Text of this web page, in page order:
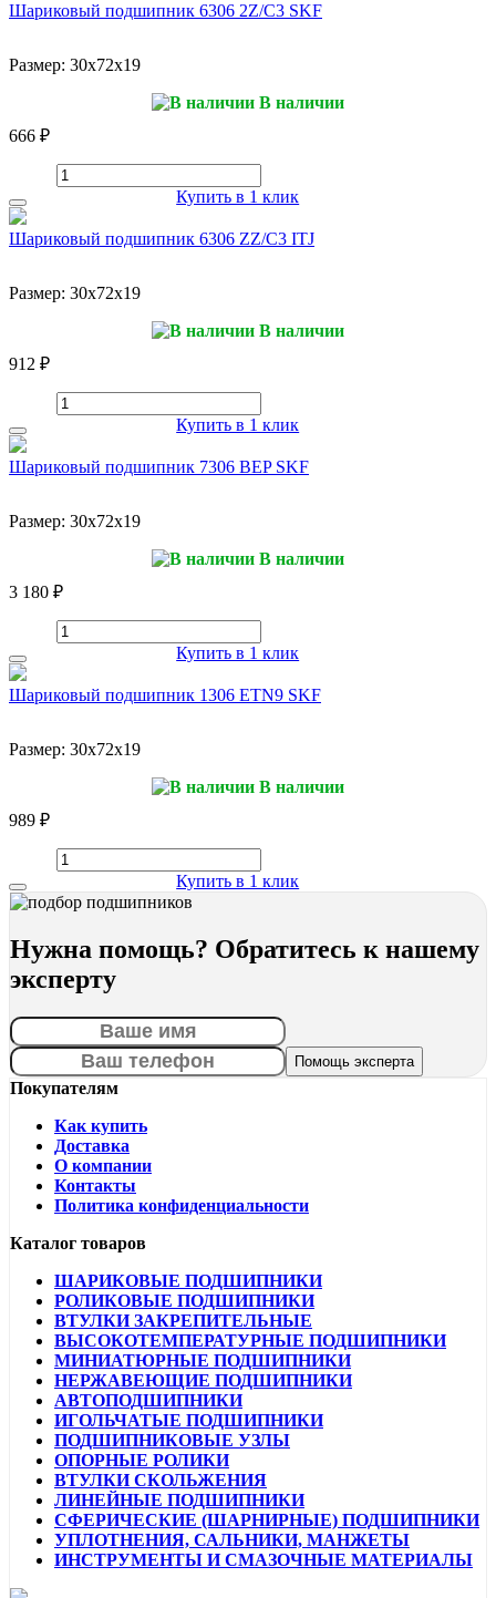
Шариковый подшипник 6306 2Z/C3 SKF
Размер: 30x72x19
В наличии
666 ₽
Купить в 1 клик
Шариковый подшипник 6306 ZZ/C3 ITJ
Размер: 30x72x19
В наличии
912 ₽
Купить в 1 клик
Шариковый подшипник 7306 BEP SKF
Размер: 30x72x19
В наличии
3 180 ₽
Купить в 1 клик
Шариковый подшипник 1306 ETN9 SKF
Размер: 30x72x19
В наличии
989 ₽
Купить в 1 клик
Нужна помощь? Обратитесь к нашему
эксперту
Покупателям
Как купить
Доставка
О компании
Контакты
Политика конфиденциальности
Каталог товаров
ШАРИКОВЫЕ ПОДШИПНИКИ
РОЛИКОВЫЕ ПОДШИПНИКИ
ВТУЛКИ ЗАКРЕПИТЕЛЬНЫЕ
ВЫСОКОТЕМПЕРАТУРНЫЕ ПОДШИПНИКИ
МИНИАТЮРНЫЕ ПОДШИПНИКИ
НЕРЖАВЕЮЩИЕ ПОДШИПНИКИ
АВТОПОДШИПНИКИ
ИГОЛЬЧАТЫЕ ПОДШИПНИКИ
ПОДШИПНИКОВЫЕ УЗЛЫ
ОПОРНЫЕ РОЛИКИ
ВТУЛКИ СКОЛЬЖЕНИЯ
ЛИНЕЙНЫЕ ПОДШИПНИКИ
СФЕРИЧЕСКИЕ (ШАРНИРНЫЕ) ПОДШИПНИКИ
УПЛОТНЕНИЯ, САЛЬНИКИ, МАНЖЕТЫ
ИНСТРУМЕНТЫ И СМАЗОЧНЫЕ МАТЕРИАЛЫ